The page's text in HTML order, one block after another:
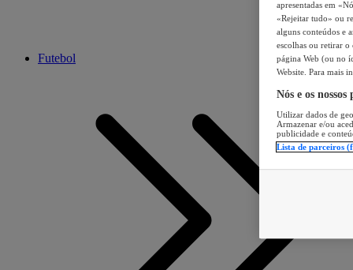
Futebol
apresentadas em
«Rejeitar tudo» ou
alguns conteúdos e
escolhas ou retirar
página Web (ou no
Website. Para mais
Nós e os
Utilizar dados de
Armazenar e/ou
publicidade e
Lista de parceiros